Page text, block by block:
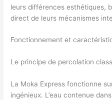
leurs différences esthétiques,
direct de leurs mécanismes
Fonctionnement et
Le principe de percolation
La Moka Express fonctionne
ingénieux. L’eau contenue